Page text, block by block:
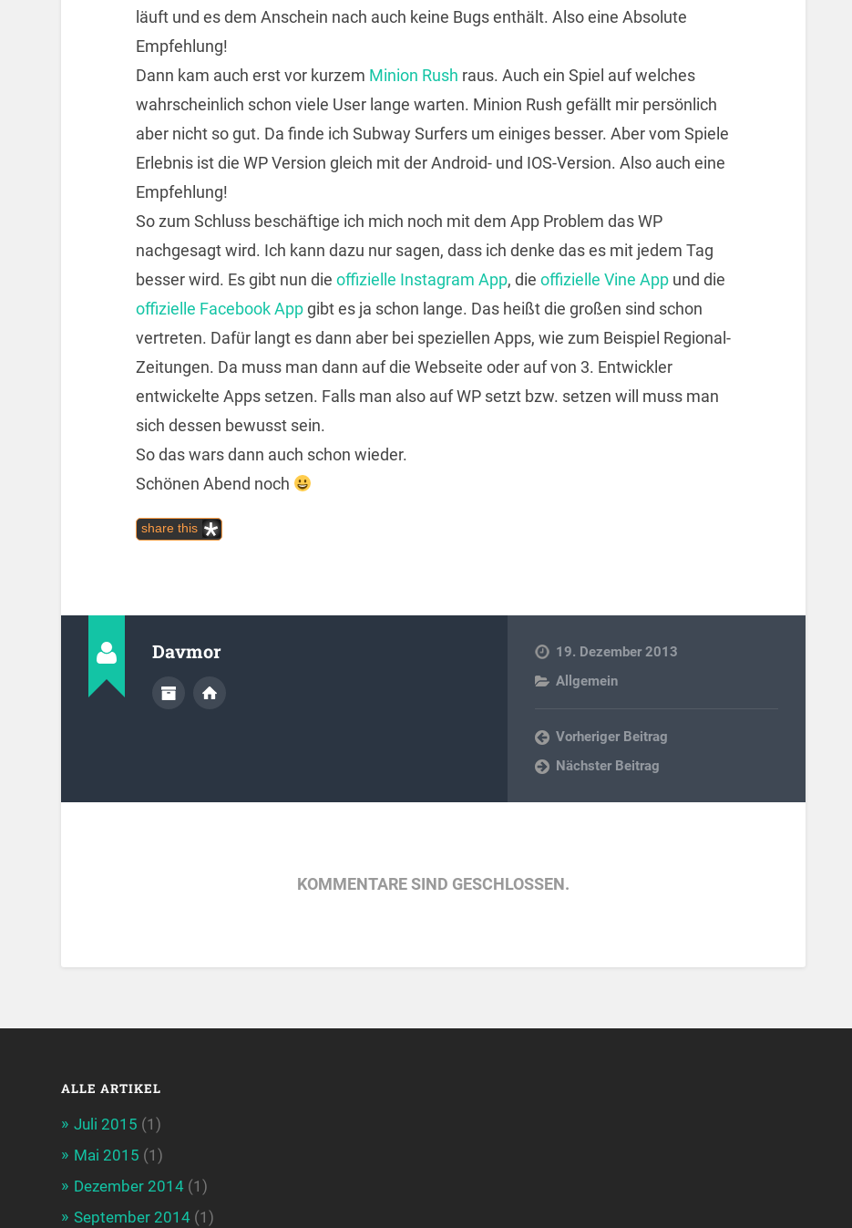
läuft und es dem Anschein nach auch keine Bugs enthält. Also eine Absolute
Empfehlung!
Dann kam auch erst vor kurzem Minion Rush raus. Auch ein Spiel auf welches
wahrscheinlich schon viele User lange warten. Minion Rush gefällt mir persönlich
aber nicht so gut. Da finde ich Subway Surfers um einiges besser. Aber vom Spiele
Erlebnis ist die WP Version gleich mit der Android- und IOS-Version. Also auch eine
Empfehlung!
So zum Schluss beschäftige ich mich noch mit dem App Problem das WP
nachgesagt wird. Ich kann dazu nur sagen, dass ich denke das es mit jedem Tag
besser wird. Es gibt nun die offizielle Instagram App, die offizielle Vine Appund die
offizielle Facebook Appgibt es ja schon lange. Das heißt die großen sind schon
vertreten. Dafür langt es dann aber bei speziellen Apps, wie zum Beispiel Regional-
Zeitungen. Da muss man dann auf die Webseite oder auf von 3. Entwickler
entwickelte Apps setzen. Falls man also auf WP setzt bzw. setzen will muss man
sich dessen bewusst sein.
So das wars dann auch schon wieder.
Schönen Abend noch
share this
Davmor
19. Dezember 2013
Allgemein
Vorheriger Beitrag
Nächster Beitrag
KOMMENTARE SIND GESCHLOSSEN.
ALLE ARTIKEL
Juli 2015 (1)
Mai 2015 (1)
Dezember 2014 (1)
September 2014 (1)